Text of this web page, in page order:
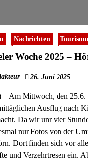
Nachrichten
Woche 2025 –
26. Juni 2025
– Am Mittwoch, den 25.6.
Ausflug nach
Da wir unr vier
nur Fotos von der
Dort finden sich vor
und Verzehrtresen ein.